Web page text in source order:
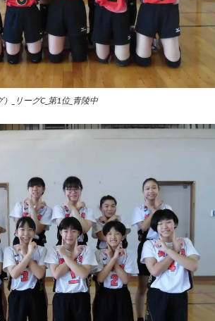
_リーグC_第1位_ 青陵中